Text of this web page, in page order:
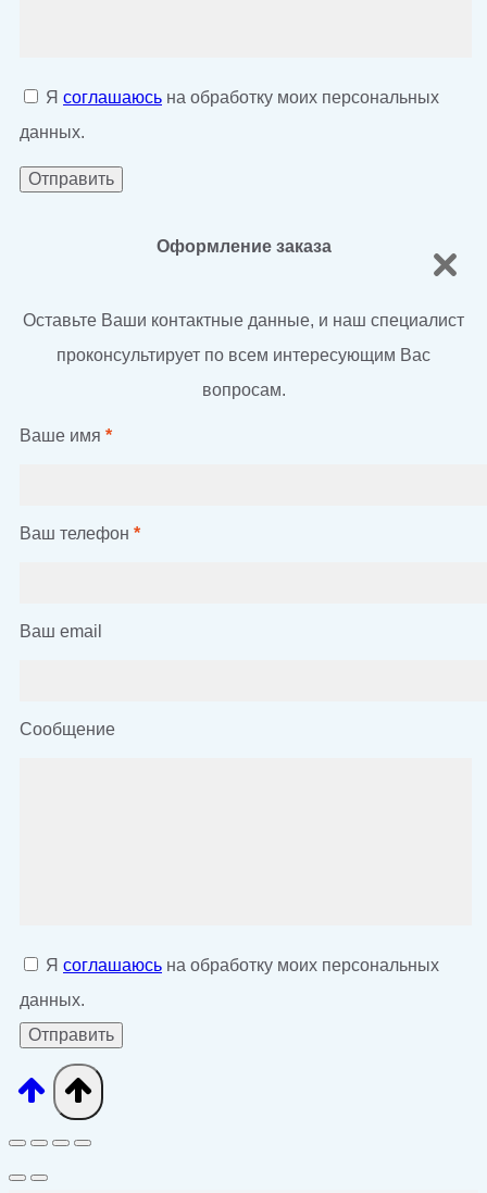
Я соглашаюсь на обработку моих персональных
данных.
Оформление заказа
Оставьте Ваши контактные данные, и наш специалист
проконсультирует по всем интересующим Вас
вопросам.
Ваше имя *
Ваш телефон *
Ваш email
Сообщение
Я соглашаюсь на обработку моих персональных
данных.